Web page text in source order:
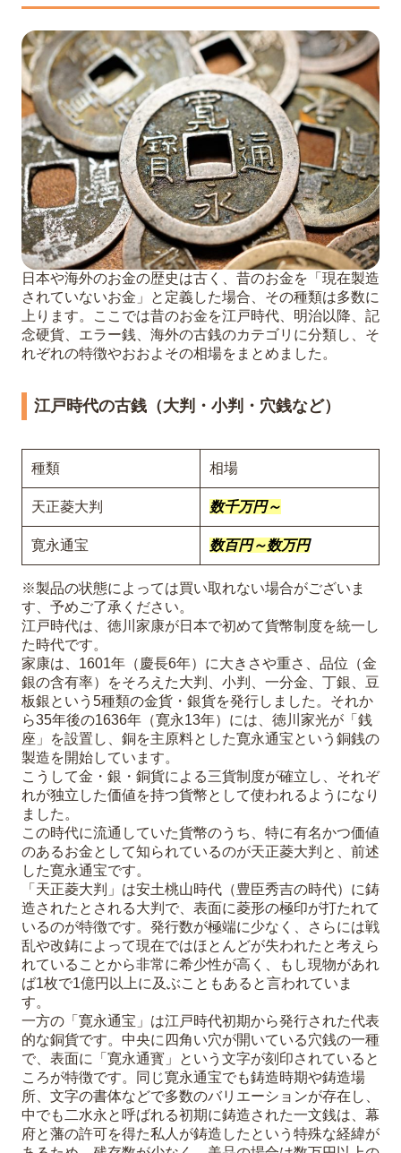
日本や海外のお金の歴史は古く、昔のお金を「現在製造
されていないお金」と定義した場合、その種類は多数に
上ります。ここでは昔のお金を江戸時代、明治以降、記
念硬貨、エラー銭、海外の古銭のカテゴリに分類し、そ
れぞれの特徴やおおよその相場をまとめました。
江戸時代の古銭（大判・小判・穴銭など）
種類 相場
天正菱大判 数千万円～
寛永通宝 数百円～数万円
※製品の状態によっては買い取れない場合がございま
す、予めご了承ください。
江戸時代は、徳川家康が日本で初めて貨幣制度を統一し
た時代です。
家康は、1601年（慶長6年）に大きさや重さ、品位（金
銀の含有率）をそろえた大判、小判、一分金、丁銀、豆
板銀という5種類の金貨・銀貨を発行しました。それか
ら35年後の1636年（寛永13年）には、徳川家光が「銭
座」を設置し、銅を主原料とした寛永通宝という銅銭の
製造を開始しています。
こうして金・銀・銅貨による三貨制度が確立し、それぞ
れが独立した価値を持つ貨幣として使われるようになり
ました。
この時代に流通していた貨幣のうち、特に有名かつ価値
のあるお金として知られているのが天正菱大判と、前述
した寛永通宝です。
「天正菱大判」は安土桃山時代（豊臣秀吉の時代）に鋳
造されたとされる大判で、表面に菱形の極印が打たれて
いるのが特徴です。発行数が極端に少なく、さらには戦
乱や改鋳によって現在ではほとんどが失われたと考えら
れていることから非常に希少性が高く、もし現物があれ
ば1枚で1億円以上に及ぶこともあると言われていま
す。
一方の「寛永通宝」は江戸時代初期から発行された代表
的な銅貨です。中央に四角い穴が開いている穴銭の一種
で、表面に「寛永通寳」という文字が刻印されていると
ころが特徴です。同じ寛永通宝でも鋳造時期や鋳造場
所、文字の書体などで多数のバリエーションが存在し、
中でも二水永と呼ばれる初期に鋳造された一文銭は、幕
府と藩の許可を得た私人が鋳造したという特殊な経緯が